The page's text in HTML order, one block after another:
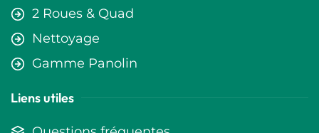
2 Roues & Quad
Nettoyage
Gamme Panolin
Liens utiles